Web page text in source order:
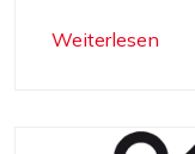
Weiterlesen